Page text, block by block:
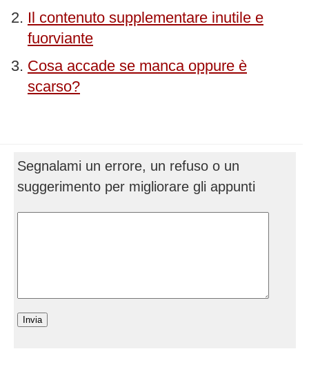
Il contenuto supplementare inutile e
fuorviante
Cosa accade se manca oppure è
scarso?
Segnalami un errore, un refuso o un
suggerimento per migliorare gli appunti